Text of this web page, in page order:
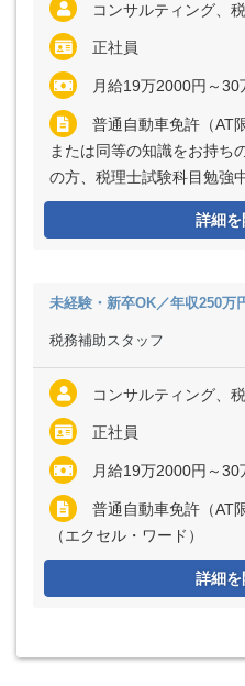
コンサルティング、
正社員
月給19万2000円～30万円 ※経験・能力など考慮の上、決定いたし
普通自動車免許（AT
または同等の知識をお持
の方、税理士試験科目勉強
詳細を
未経験・新卒OK／年収250万
税務補助スタッフ
コンサルティング、
正社員
月給19万2000円～30万円 ※経験・能力など考慮の上、決定いたし
普通自動車免許（AT
（エクセル・ワード）
詳細を